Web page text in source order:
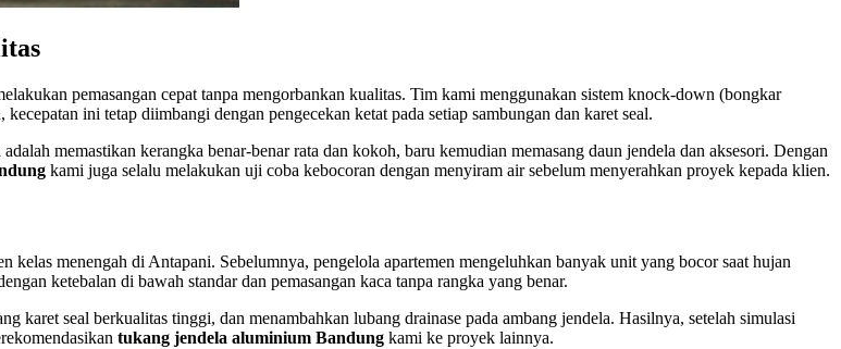
pemasangan cepat tanpa mengorbankan kualitas. Tim kami menggunakan sistem knock-down (bongkar
ini tetap diimbangi dengan pengecekan ketat pada setiap sambungan dan karet seal.
memastikan kerangka benar-benar rata dan kokoh, baru kemudian memasang daun jendela dan aksesori. Dengan
kami juga selalu melakukan uji coba kebocoran dengan menyiram air sebelum menyerahkan proyek kepada klien.
kelas menengah di Antapani. Sebelumnya, pengelola apartemen mengeluhkan banyak unit yang bocor saat hujan
ketebalan di bawah standar dan pemasangan kaca tanpa rangka yang benar.
seal berkualitas tinggi, dan menambahkan lubang drainase pada ambang jendela. Hasilnya, setelah simulasi
tukang jendela aluminium Bandung kami ke proyek lainnya.